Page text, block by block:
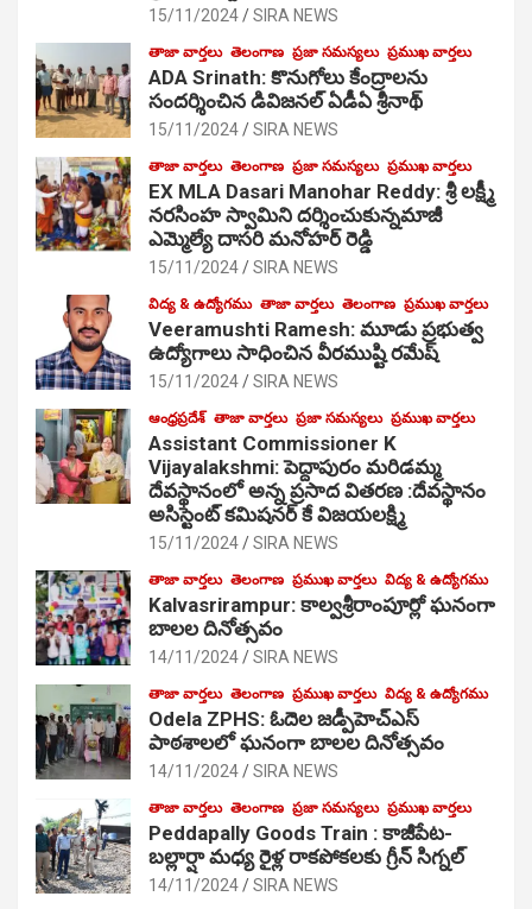
15/11/2024 SIRA NEWS
తాజా వార్తలు తెలంగాణ ప్రజా సమస్యలు ప్రముఖ వార్తలు
ADA Srinath: కొనుగోలు కేంద్రాల‌ను
సంద‌ర్శించిన డివిజనల్ ఏడీఏ శ్రీనాథ్
15/11/2024 SIRA NEWS
తాజా వార్తలు తెలంగాణ ప్రజా సమస్యలు ప్రముఖ వార్తలు
EX MLA Dasari Manohar Reddy: శ్రీ లక్ష్మీ
నరసింహ స్వామిని దర్శించుకున్నమాజీ
ఎమ్మెల్యే దాసరి మనోహర్ రెడ్డి
15/11/2024 SIRA NEWS
విద్య & ఉద్యోగము తాజా వార్తలు తెలంగాణ ప్రముఖ వార్తలు
Veeramushti Ramesh: మూడు ప్రభుత్వ
ఉద్యోగాలు సాధించిన వీరముష్టి రమేష్
15/11/2024 SIRA NEWS
ఆంధ్రప్రదేశ్ తాజా వార్తలు ప్రజా సమస్యలు ప్రముఖ వార్తలు
Assistant Commissioner K
Vijayalakshmi: పెద్దాపురం మరిడమ్మ
దేవస్థానంలో అన్న ప్రసాద వితరణ :దేవస్థానం
అసిస్టెంట్ కమిషనర్ కే విజయలక్ష్మి
15/11/2024 SIRA NEWS
తాజా వార్తలు తెలంగాణ ప్రముఖ వార్తలు విద్య & ఉద్యోగము
Kalvasrirampur: కాల్వశ్రీరాంపూర్లో ఘనంగా
బాలల దినోత్సవం
14/11/2024 SIRA NEWS
తాజా వార్తలు తెలంగాణ ప్రముఖ వార్తలు విద్య & ఉద్యోగము
Odela ZPHS: ఓదెల జ‌డ్పీహెచ్ఎస్
పాఠ‌శాల‌లో ఘనంగా బాలల దినోత్సవం
14/11/2024 SIRA NEWS
తాజా వార్తలు తెలంగాణ ప్రజా సమస్యలు ప్రముఖ వార్తలు
Peddapally Goods Train : కాజీపేట-
బల్లార్షా మధ్య రైళ్ల రాకపోకలకు గ్రీన్ సిగ్నల్
14/11/2024 SIRA NEWS